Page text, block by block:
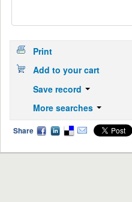
Print
Add to your cart
Save record
More searches
Share